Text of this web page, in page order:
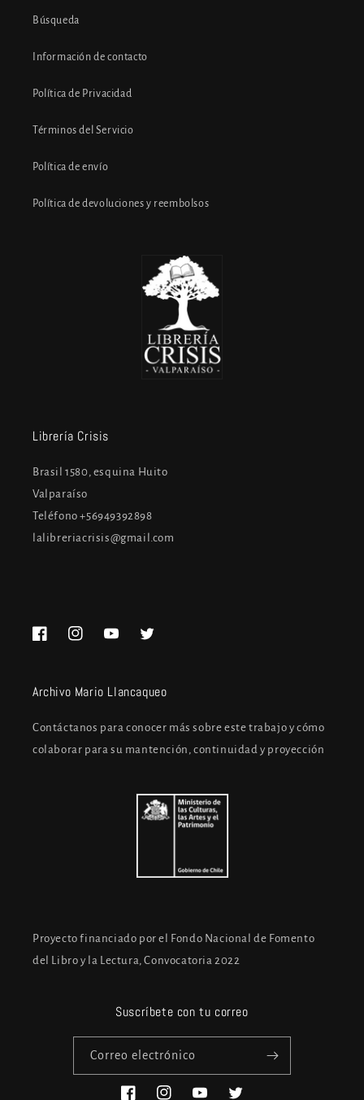
Búsqueda
Información de contacto
Política de Privacidad
Términos del Servicio
Política de envío
Política de devoluciones y reembolsos
Librería Crisis
Brasil 1580, esquina Huito
Valparaíso
Teléfono +56949392898
lalibreriacrisis@gmail.com
FacebookInstagramYouTubeTwitter
Archivo Mario Llancaqueo
Contáctanos para conocer más sobre este trabajo y cómo
colaborar para su mantención, continuidad y proyección
Proyecto financiado por el Fondo Nacional de Fomento
del Libro y la Lectura, Convocatoria 2022
Suscríbete con tu correo
Correo electrónico